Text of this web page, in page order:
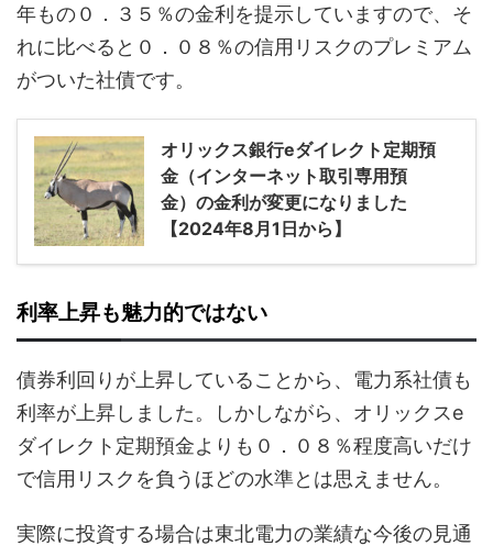
年もの０．３５％の金利を提示していますので、そ
れに比べると０．０８％の信用リスクのプレミアム
がついた社債です。
オリックス銀行eダイレクト定期預
金（インターネット取引専用預
金）の金利が変更になりました
【2024年8月1日から】
利率上昇も魅力的ではない
債券利回りが上昇していることから、電力系社債も
利率が上昇しました。しかしながら、オリックスe
ダイレクト定期預金よりも０．０８％程度高いだけ
で信用リスクを負うほどの水準とは思えません。
実際に投資する場合は東北電力の業績な今後の見通